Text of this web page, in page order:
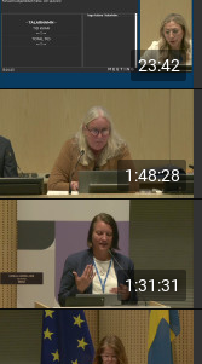
23:42
1:48:28
1:31:31